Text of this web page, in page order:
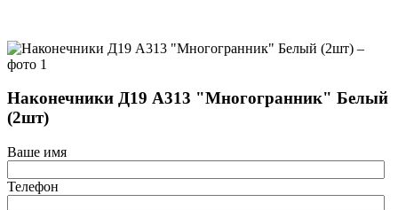
Наконечники Д19 А313 "Многогранник" Белый
(2шт)
Ваше имя
Телефон